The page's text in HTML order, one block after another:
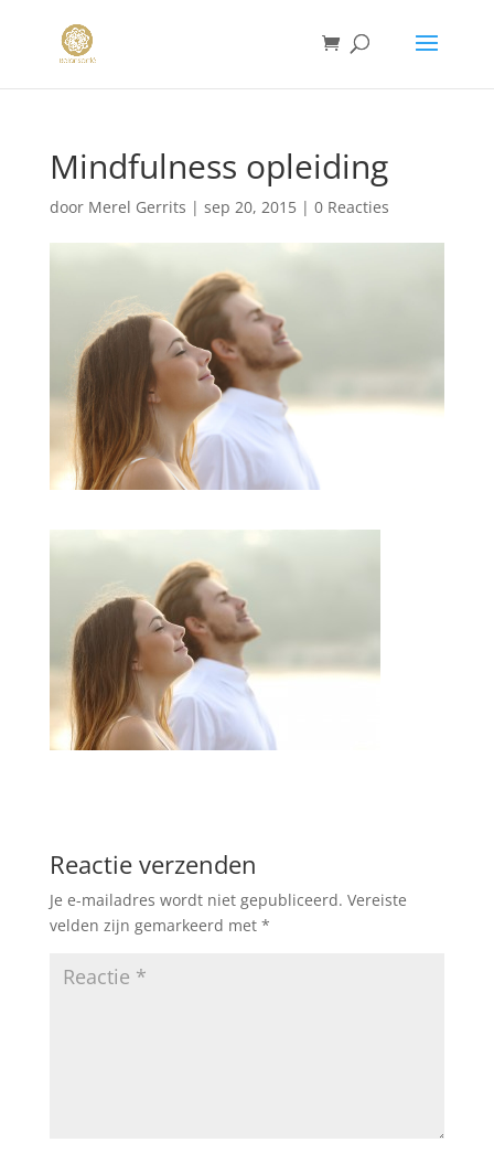
Mindfulness opleiding
door Merel Gerrits | sep 20, 2015| 0 Reacties
Reactie verzenden
Je e-mailadres wordt niet gepubliceerd. Vereiste
velden zijn gemarkeerd met *